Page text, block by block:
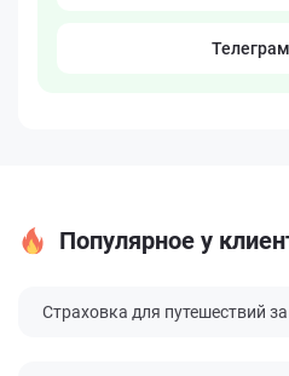
Телеграм
Популярное у
Страховка для путешествий